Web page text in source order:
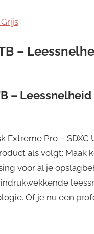
–
–
Pro – SDXC
als volgt: Maak
voor al je
Of je nu een